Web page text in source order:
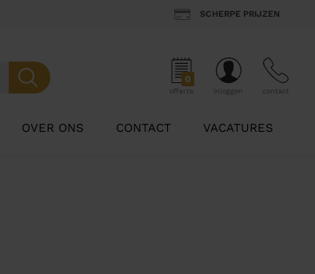
SCHERPE PRIJZEN
0
offerte inloggen contact
OVER ONS CONTACT VACATURES